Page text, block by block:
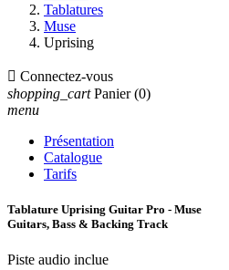
Tablatures
Muse
Uprising
 Connectez-vous
shopping_cart Panier (0)
menu
Présentation
Catalogue
Tarifs
Tablature Uprising Guitar Pro - Muse
Guitars, Bass & Backing Track
Piste audio inclue